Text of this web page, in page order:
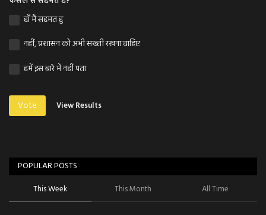
हाँ मैं सहमत हु
नहीं, प्रशासन को अभी सख्ती रखना चाहिए
हमें इस बारे में नहीं पता
Vote View Results
POPULAR POSTS
This Week This Month All Time